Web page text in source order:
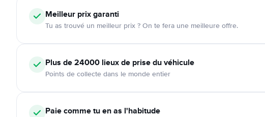
Meilleur prix garanti
Tu as trouvé un meilleur prix ? On te fera une meilleure offre.
Plus de 24000 lieux de prise du véhicule
Points de collecte dans le monde entier
Paie comme tu en as l'habitude